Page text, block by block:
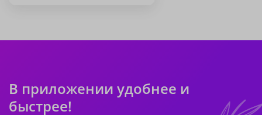
В приложении удобнее и
быстрее!